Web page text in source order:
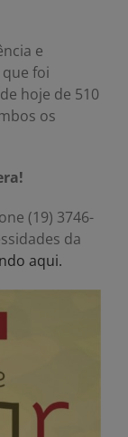
e
foi
hoje de 510
os
(19) 3746-
da
aqui.